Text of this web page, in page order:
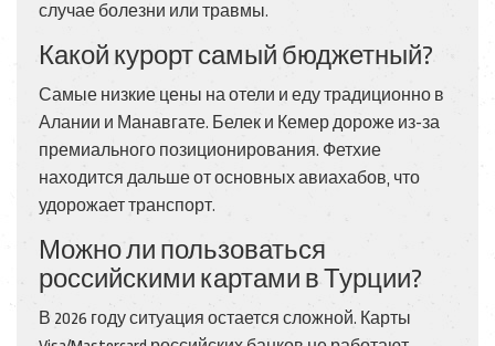
случае болезни или травмы.
Какой курорт самый бюджетный?
Самые низкие цены на отели и еду традиционно в
Алании и Манавгате. Белек и Кемер дороже из-за
премиального позиционирования. Фетхие
находится дальше от основных авиахабов, что
удорожает транспорт.
Можно ли пользоваться
российскими картами в Турции?
В 2026 году ситуация остается сложной. Карты